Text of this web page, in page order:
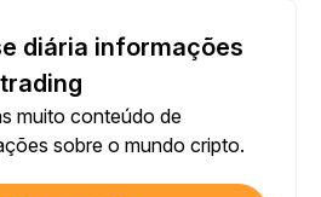
diária informações
muito conteúdo de
sobre o mundo cripto.